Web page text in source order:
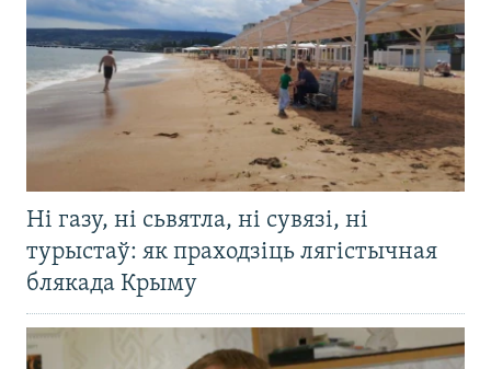
Ні газу, ні сьвятла, ні сувязі, ні
турыстаў: як праходзіць лягістычная
блякада Крыму